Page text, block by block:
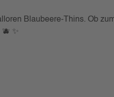
Blaubeere-Thins. Ob
✨